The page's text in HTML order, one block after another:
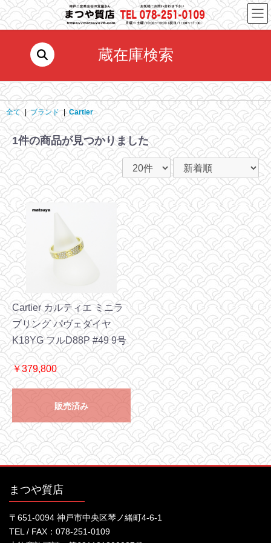
コ
ン
テ
ス
キ
ッ
プ
ナ
ビ
ゲ
ン
に
移
動
蔵在庫検索
全て | ブランド | Cartier
1件の商品が見つかりました
Cartier カルティエ ミニラ
ブリング パヴェダイヤ
K18YG フルD88P #49 9号
￥379,800
販売済み
まつや質店
〒651-0094 神戸市中央区琴ノ緒町4-6-1
TEL / FAX：078-251-0109